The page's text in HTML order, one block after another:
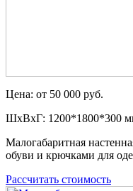
Цена: от 50 000 руб.
ШxВxГ: 1200*1800*300
Малогабаритная
обуви и крючками для
Рассчитать стоимость